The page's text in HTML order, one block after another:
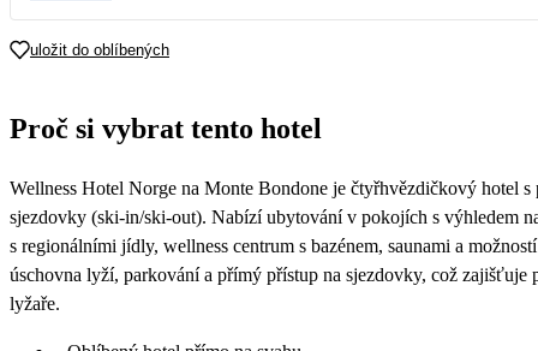
21 22 23 24 25 26
uložit do oblíbených
Proč si vybrat tento hotel
Wellness Hotel Norge na Monte Bondone je čtyřhvězdičkový hotel
sjezdovky (ski-in/ski-out). Nabízí ubytování v pokojích s výhledem
s regionálními jídly, wellness centrum s bazénem, saunami a
úschovna lyží, parkování a přímý přístup na sjezdovky, což zajišťuje
lyžaře.